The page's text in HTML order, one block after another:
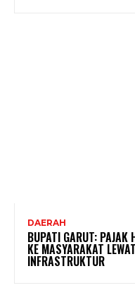
DAERAH
BUPATI GARUT: PAJAK
KE MASYARAKAT
INFRASTRUKTUR